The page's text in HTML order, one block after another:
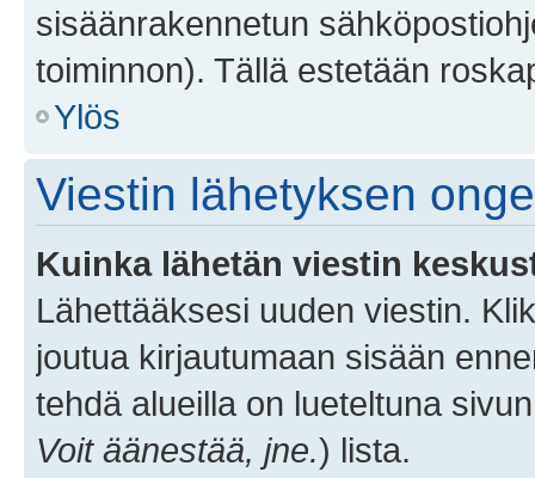
sisäänrakennetun
toiminnon). Tällä estetään
Ylös
Viestin lähetyksen
Kuinka lähetän viestin
Lähettääksesi uuden viestin.
joutua kirjautumaan sisään
tehdä alueilla on lueteltuna
Voit äänestää, jne.) lista.